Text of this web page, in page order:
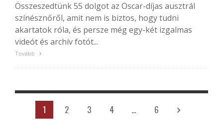
Összeszedtünk 55 dolgot az Oscar-díjas ausztrál
színésznőről, amit nem is biztos, hogy tudni
akartatok róla, és persze még egy-két izgalmas
videót és archív fotót...
Tovább
1 2 3 4 … 6